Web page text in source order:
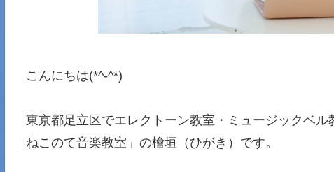
こんにちは(*^-^*)
東京都足立区でエレクトーン教室・ミュージックベ
ねこのて音楽教室」の檜垣（ひがき）です。